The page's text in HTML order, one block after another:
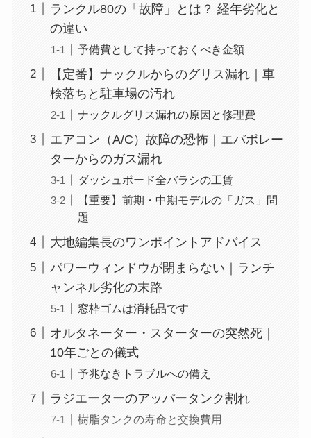
ランクル80の「故障」とは？ 経年劣化と
の違い
予備費として持っておくべき金額
【定番】ナックルからのグリス漏れ｜車
検落ちと駐車場の汚れ
ナックルグリス漏れの原因と修理費
エアコン（A/C）故障の恐怖｜エバポレー
ターからのガス漏れ
ダッシュボード全バラシの工賃
【重要】前期・中期モデルの「ガス」問
題
大地編集長のワンポイントアドバイス
パワーウィンドウが閉まらない｜ランチ
ャンネル劣化の末路
窓枠ゴムは消耗品です
オルタネーター・スターターの突然死｜
10年ごとの儀式
予兆なきトラブルへの備え
ラジエーターのアッパータンク割れ
樹脂タンクの寿命と交換費用